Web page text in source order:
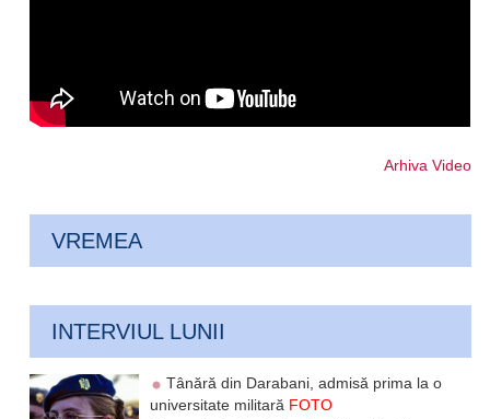
Arhiva Video
VREMEA
INTERVIUL LUNII
Tânără din Darabani, admisă prima la o
universitate militară FOTO